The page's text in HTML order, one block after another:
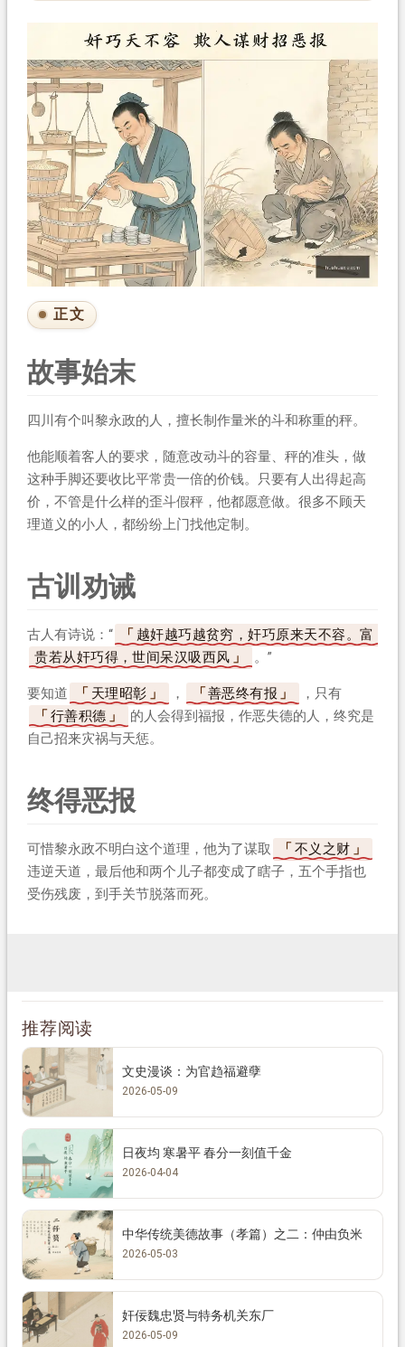
正文
故事始末
四川有个叫黎永政的人，擅长制作量米的斗和称重的秤。
他能顺着客人的要求，随意改动斗的容量、秤的准头，做
这种手脚还要收比平常贵一倍的价钱。只要有人出得起高
价，不管是什么样的歪斗假秤，他都愿意做。很多不顾天
理道义的小人，都纷纷上门找他定制。
古训劝诫
古人有诗说：“
越奸越巧越贫穷，奸巧原来天不容。富
贵若从奸巧得，世间呆汉吸西风
。”
要知道 天理昭彰 ， 善恶终有报
，只有
行善积德
的人会得到福报，作恶失德的人，终究是
自己招来灾祸与天惩。
终得恶报
可惜黎永政不明白这个道理，他为了谋取
不义之财
违逆天道，最后他和两个儿子都变成了瞎子，五个手指也
受伤残废，到手关节脱落而死。
推荐阅读
文史漫谈：为官趋福避孽
2026-05-09
日夜均 寒暑平 春分一刻值千金
2026-04-04
中华传统美德故事（孝篇）之二：仲由负米
2026-05-03
奸佞魏忠贤与特务机关东厂
2026-05-09